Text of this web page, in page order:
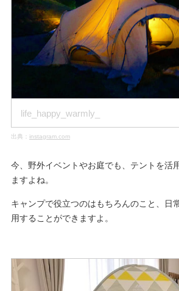
life_happy_warmly_
出典： instagram.com
今、野外イベントやお庭でも、テントを活
ますよね。
キャンプで役立つのはもちろんのこと、日
用することができますよ。